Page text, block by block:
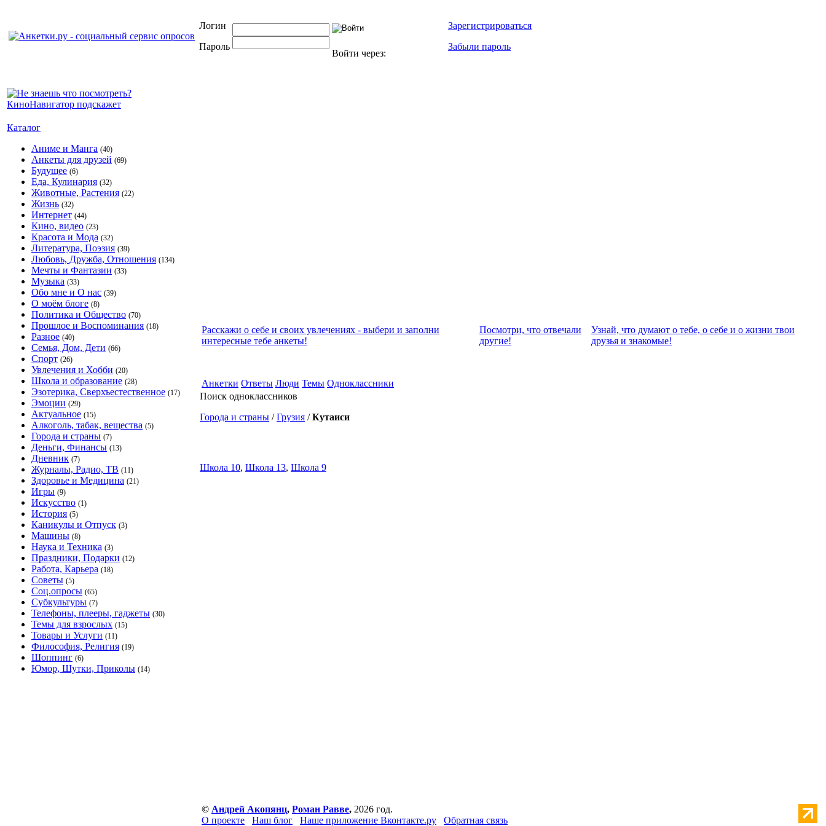
Логин
Пароль
Войти через:
Зарегистрироваться
Забыли пароль
Каталог
Аниме и Манга (40)
Анкеты для друзей (69)
Будущее (6)
Еда, Кулинария (32)
Животные, Растения (22)
Жизнь (32)
Интернет (44)
Кино, видео (23)
Красота и Мода (32)
Литература, Поэзия (39)
Любовь, Дружба, Отношения (134)
Мечты и Фантазии (33)
Музыка (33)
Обо мне и О нас (39)
О моём блоге (8)
Политика и Общество (70)
Прошлое и Воспоминания (18)
Разное (40)
Семья, Дом, Дети (66)
Спорт (26)
Увлечения и Хобби (20)
Школа и образование (28)
Эзотерика, Сверхъестественное (17)
Эмоции (29)
Актуальное (15)
Алкоголь, табак, вещества (5)
Города и страны (7)
Деньги, Финансы (13)
Дневник (7)
Журналы, Радио, ТВ (11)
Здоровье и Медицина (21)
Игры (9)
Искусство (1)
История (5)
Каникулы и Отпуск (3)
Машины (8)
Наука и Техника (3)
Праздники, Подарки (12)
Работа, Карьера (18)
Советы (5)
Соц.опросы (65)
Субкультуры (7)
Телефоны, плееры, гаджеты (30)
Темы для взрослых (15)
Товары и Услуги (11)
Философия, Религия (19)
Шоппинг (6)
Юмор, Шутки, Приколы (14)
Расскажи о себе и своих увлечениях - выбери и заполни
интересные тебе анкеты!
Посмотри, что отвeчали
другие!
Узнай, что думают о тебе, о себе и о жизни твои
друзья и знакомые!
Анкетки Ответы Люди Темы Одноклассники
Поиск одноклассников
Города и страны /Грузия /Кутаиси
Школа 10, Школа 13, Школа 9
© Андрей Акопянц, Роман Равве, 2026 год.
О проекте
Наш блог Наше приложение Вконтакте.ру Обратная связь